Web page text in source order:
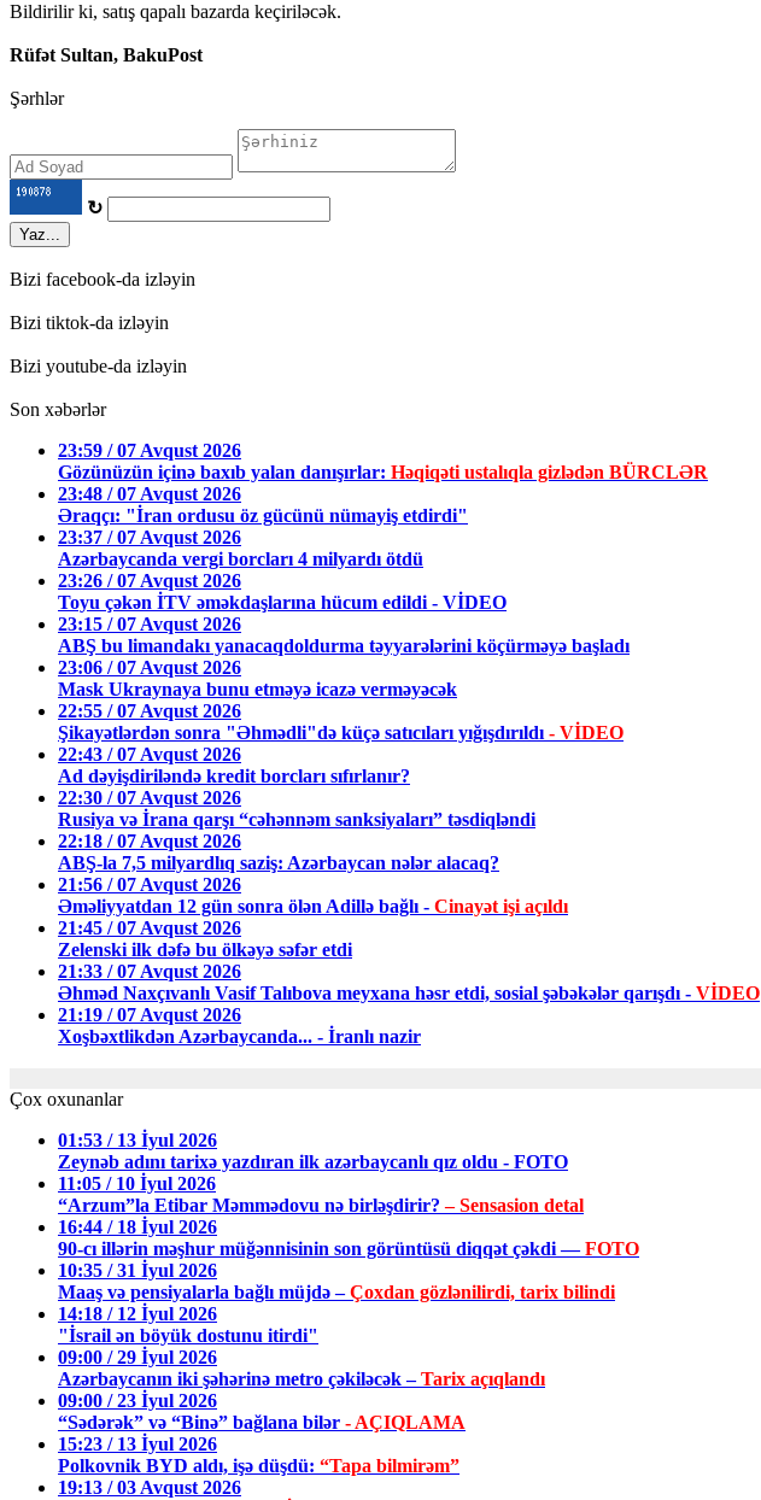
Bildirilir ki, satış qapalı bazarda keçiriləcək.
Rüfət Sultan, BakuPost
Şərhlər
↻
Yaz...
Bizi facebook-da izləyin
Bizi tiktok-da izləyin
Bizi youtube-da izləyin
Son xəbərlər
23:59 / 07 Avqust 2026
Gözünüzün içinə baxıb yalan danışırlar: Həqiqəti ustalıqla gizlədən BÜRCLƏR
23:48 / 07 Avqust 2026
Əraqçı: "İran ordusu öz gücünü nümayiş etdirdi"
23:37 / 07 Avqust 2026
Azərbaycanda vergi borcları 4 milyardı ötdü
23:26 / 07 Avqust 2026
Toyu çəkən İTV əməkdaşlarına hücum edildi - VİDEO
23:15 / 07 Avqust 2026
ABŞ bu limandakı yanacaqdoldurma təyyarələrini köçürməyə başladı
23:06 / 07 Avqust 2026
Mask Ukraynaya bunu etməyə icazə verməyəcək
22:55 / 07 Avqust 2026
Şikayətlərdən sonra "Əhmədli"də küçə satıcıları yığışdırıldı - VİDEO
22:43 / 07 Avqust 2026
Ad dəyişdiriləndə kredit borcları sıfırlanır?
22:30 / 07 Avqust 2026
Rusiya və İrana qarşı “cəhənnəm sanksiyaları” təsdiqləndi
22:18 / 07 Avqust 2026
ABŞ-la 7,5 milyardlıq saziş: Azərbaycan nələr alacaq?
21:56 / 07 Avqust 2026
Əməliyyatdan 12 gün sonra ölən Adillə bağlı - Cinayət işi açıldı
21:45 / 07 Avqust 2026
Zelenski ilk dəfə bu ölkəyə səfər etdi
21:33 / 07 Avqust 2026
Əhməd Naxçıvanlı Vasif Talıbova meyxana həsr etdi, sosial şəbəkələr qarışdı - VİDEO
21:19 / 07 Avqust 2026
Xoşbəxtlikdən Azərbaycanda... - İranlı nazir
Çox oxunanlar
01:53 / 13 İyul 2026
Zeynəb adını tarixə yazdıran ilk azərbaycanlı qız oldu - FOTO
11:05 / 10 İyul 2026
“Arzum”la Etibar Məmmədovu nə birləşdirir?– Sensasion detal
16:44 / 18 İyul 2026
90-cı illərin məşhur müğənnisinin son görüntüsü diqqət çəkdi —FOTO
10:35 / 31 İyul 2026
Maaş və pensiyalarla bağlı müjdə –Çoxdan gözlənilirdi, tarix bilindi
14:18 / 12 İyul 2026
"İsrail ən böyük dostunu itirdi"
09:00 / 29 İyul 2026
Azərbaycanın iki şəhərinə metro çəkiləcək –Tarix açıqlandı
09:00 / 23 İyul 2026
“Sədərək” və “Binə” bağlana bilər - AÇIQLAMA
15:23 / 13 İyul 2026
Polkovnik BYD aldı, işə düşdü: “Tapa bilmirəm”
19:13 / 03 Avqust 2026